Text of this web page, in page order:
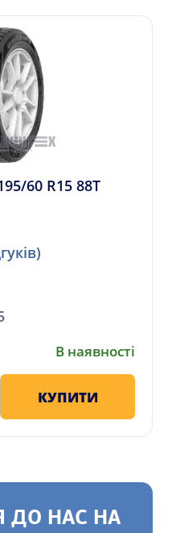
60 R15 88T
В наявності
КУПИТИ
ДО НАС НА